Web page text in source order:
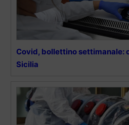
Covid, bollettino settimanale:
Sicilia